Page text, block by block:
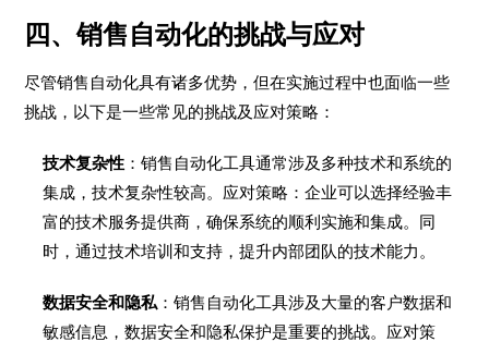
四、销售自动化的挑战与应对
尽管销售自动化具有诸多优势，但在实施过程中也面临一些
挑战，以下是一些常见的挑战及应对策略：
技术复杂性 ：销售自动化工具通常涉及多种技术和系统的
集成，技术复杂性较高。应对策略：企业可以选择经验丰
富的技术服务提供商，确保系统的顺利实施和集成。同
时，通过技术培训和支持，提升内部团队的技术能力。
数据安全和隐私 ：销售自动化工具涉及大量的客户数据和
敏感信息，数据安全和隐私保护是重要的挑战。应对策